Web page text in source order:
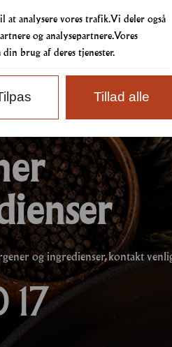
og ingredienser, kontakt
17
analysere vores trafik. Vi deler også
og analysepartnere. Vores
brug af deres tjenester.
Tillad alle